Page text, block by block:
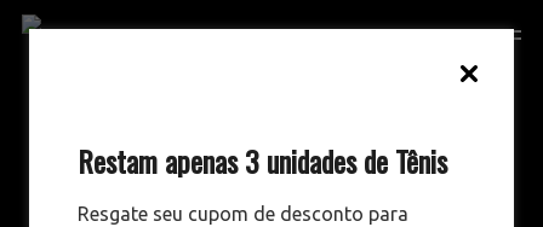
Restam apenas 3 unidades de Tênis
Resgate seu cupom de desconto para
Skip